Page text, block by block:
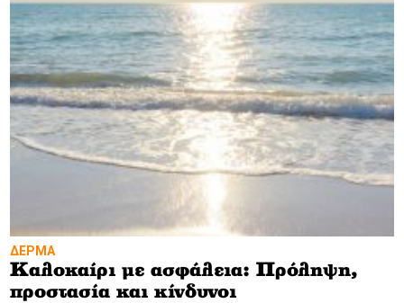
ΔΕΡΜΑ
Καλοκαίρι με ασφάλεια: Πρόληψη,
προστασία και κίνδυνοι